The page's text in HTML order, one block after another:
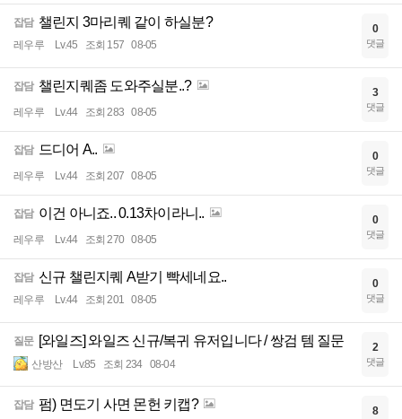
잡담 챌린지 3마리퀘 같이 하실분?
레우루 Lv.45 조회 157 08-05
0
댓글
잡담 챌린지퀘좀 도와주실분..?
레우루 Lv.44 조회 283 08-05
3
댓글
잡담 드디어 A..
레우루 Lv.44 조회 207 08-05
0
댓글
잡담 이건 아니죠.. 0.13차이라니..
레우루 Lv.44 조회 270 08-05
0
댓글
잡담 신규 챌린지퀘 A받기 빡세네요..
레우루 Lv.44 조회 201 08-05
0
댓글
질문 [와일즈] 와일즈 신규/복귀 유저입니다 / 쌍검 템 질문
산방산 Lv.85 조회 234 08-04
2
댓글
잡담 펌) 면도기 사면 몬헌 키캡? 8